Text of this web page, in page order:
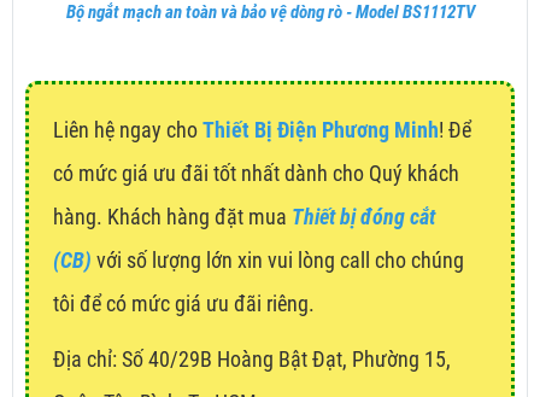
Bộ ngắt mạch an toàn và bảo vệ dòng rò - Model BS1112TV
Liên hệ ngay choThiết Bị Điện Phương Minh! Để
có mức giá ưu đãi tốt nhất dành cho Quý khách
hàng. Khách hàng đặt mua Thiết bị đóng cắt
(CB) với số lượng lớn xin vui lòng call cho chúng
tôi để có mức giá ưu đãi riêng.
Địa chỉ: Số 40/29B Hoàng Bật Đạt, Phường 15,